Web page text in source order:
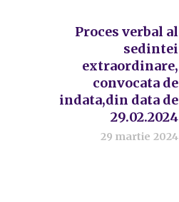
Proces verbal al
sedintei
extraordinare,
convocata de
indata,din data de
29.02.2024
29 martie 2024